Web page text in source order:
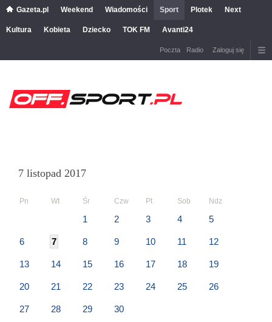
Gazeta.pl Weekend Wiadomości Sport Plotek Next
Kultura Kobieta Dziecko TOK FM Avanti24
Poczta Radio Zaloguj się
7 listopad 2017
Pn Wt Śr Czw Pt Sob Ndz
1 2 3 4 5
6 7 8 9 10 11 12
13 14 15 16 17 18 19
20 21 22 23 24 25 26
27 28 29 30